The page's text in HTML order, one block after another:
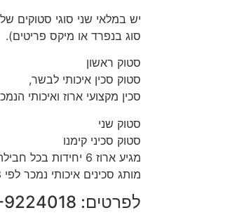
יש במלאי שני סוגי סטוקים
סוג בנפרד או מיקס פריטים).
סטוק ראשון
סטוק סכין איכותי לבשר,
סכין מקצועי ארוז ואיכותי הנמכר לפי 10
סטוק שני
סטוק סכיני קימנו
מגיע ארוז 6 יחידות בכל חבילה,
מותג סכינים איכותי נמכר לפי 23 ש״ח לחבילה.
לפרטים: ‭050-9224018‬ יהודה.